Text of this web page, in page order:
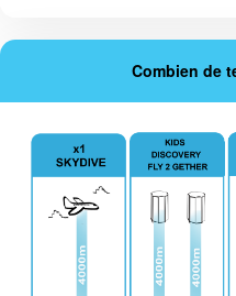
Combien de